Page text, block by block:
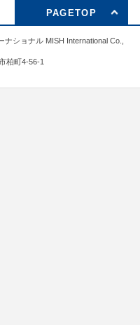
PAGETOP
ショナル MISH International Co.,
柏町4-56-1